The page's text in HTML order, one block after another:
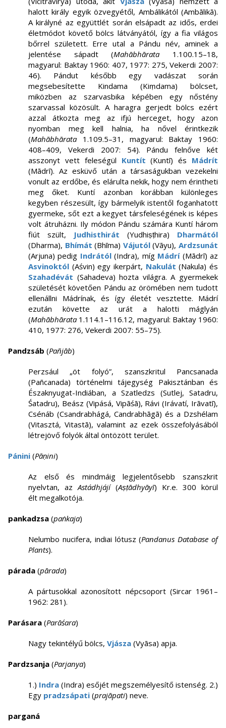
halott király egyik özvegyétől, Ambálikától (Ambālikā).
A királyné az együttlét során elsápadt az idős, erdei
életmódot követő bölcs látványától, így a fia világos
bőrrel született. Erre utal a Pándu név, aminek a
jelentése sápadt (Mahābhārata 1.100.15–18,
magyarul: Baktay 1960: 407, 1977: 275, Vekerdi 2007:
46). Pándut később egy vadászat során
megsebesítette Kindama (Kiṃdama) bölcset,
miközben az szarvasbika képében egy nőstény
szarvassal közösült. A haragra gerjedt bölcs ezért
azzal átkozta meg az ifjú herceget, hogy azon
nyomban meg kell halnia, ha nővel érintkezik
(Mahābhārata 1.109.5–31, magyarul: Baktay 1960:
408–409, Vekerdi 2007: 54). Pándu felnőve két
asszonyt vett feleségül Kuntít (Kuntī) és Mádrít
(Mādrī). Az esküvő után a társaságukban vezekelni
vonult az erdőbe, és elárulta nekik, hogy nem érintheti
meg őket. Kuntí azonban korábban különleges
kegyben részesült, így bármelyik istentől foganhatott
gyermeke, sőt ezt a kegyet társfeleségének is képes
volt átruházni. Ily módon Pándu számára Kuntí három
fiút szült, Judhisthirát (Yudhiṣṭhira) Dharmától
(Dharma), Bhímát (Bhīma) Vájutól(Vāyu),Ardzsunát
(Arjuna) pedig Indrától(Indra), míg Mádrí(Mādrī) az
Asvinoktól (Aśvin) egy ikerpárt, Nakulát (Nakula) és
Szahadévát (Sahadeva) hozta világra. A gyermekek
születését követően Pándu az örömében nem tudott
ellenállni Mádrínak, és így életét vesztette. Mádrí
ezután követte az urát a halotti máglyán
(Mahābhārata 1.114.1–116.12, magyarul: Baktay 1960:
410, 1977: 276, Vekerdi 2007: 55–75).
Pandzsáb (Pañjāb)
Perzsául „öt folyó”, szanszkritul Pancsanada
(Pañcanada) történelmi tájegység Pakisztánban és
Északnyugat-Indiában, a Szatledzs (Sutlej, Satadru,
Śatadru), Beász (Vipásá, Vipāśā), Rávi (Irávatí, Irāvatī),
Csénáb (Csandrabhágá, Candrabhāgā) és a Dzshélam
(Vitasztá, Vitastā), valamint az ezek összefolyásából
létrejövő folyók által öntözött terület.
Pánini (Pāṇini)
Az első és mindmáig legjelentősebb szanszkrit
nyelvtan, azAstádhjájí(Aṣṭādhyāyī) Kr.e. 300 körül
élt megalkotója.
pankadzsa (paṅkaja)
Nelumbo nucifera, indiai lótusz (Pandanus Database of
Plants).
párada (pārada)
A pártusokkal azonosított népcsoport (Sircar 1961–
1962: 281).
Parásara (Parāśara)
Nagy tekintélyű bölcs, Vjásza (Vyāsa) apja.
Pardzsanja (Parjanya)
1.) Indra (Indra) esőjét megszemélyesítő istenség. 2.)
Egy pradzsápati (prajāpati) neve.
parganá